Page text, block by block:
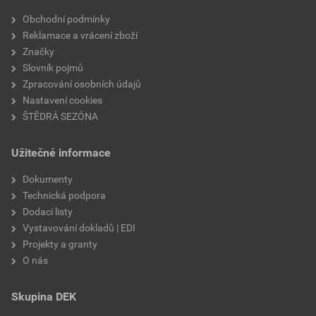
Velikost
faktor difuzního odporu
materiálová báze
Obchodní podmínky
Reklamace a vrácení zboží
Značky
Slovník pojmů
Zpracování osobních údajů
Nastavení cookies
ŠTĚDRÁ SEZÓNA
Užitečné informace
Dokumenty
Technická podpora
Dodací listy
Vystavování dokladů | EDI
Projekty a granty
O nás
Skupina DEK